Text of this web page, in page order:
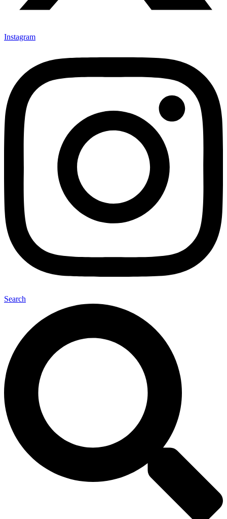
Instagram
Search